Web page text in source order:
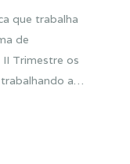
que trabalha
de
II Trimestre os
a…